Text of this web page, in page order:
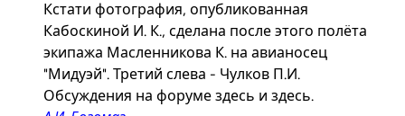
Кстати фотография, опубликованная
Кабоскиной И. К., сделана после этого полёта
экипажа Масленникова К. на авианосец
"Мидуэй". Третий слева - Чулков П.И.
Обсуждения на форуме здесь и здесь.